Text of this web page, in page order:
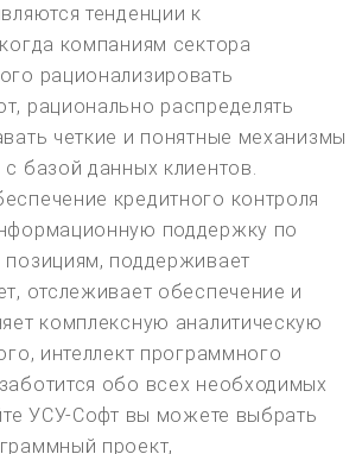
тенденции к
компаниям сектора
рационализировать
рационально распределять
четкие и понятные механизмы
базой данных клиентов.
кредитного контроля
поддержку по
поддерживает
отслеживает обеспечение и
комплексную аналитическую
интеллект программного
обо всех необходимых
УСУ-Софт вы можете выбрать
проект,